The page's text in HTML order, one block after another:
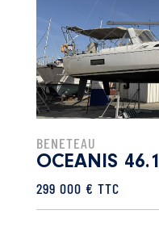
BENETEAU
OCEANIS 46.1
299 000 € TTC